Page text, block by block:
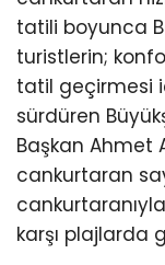
tatili boyunca
turistlerin;
tatil geçirmesi
sürdüren
Başkan Ahmet
cankurtaran
karşı plajlarda